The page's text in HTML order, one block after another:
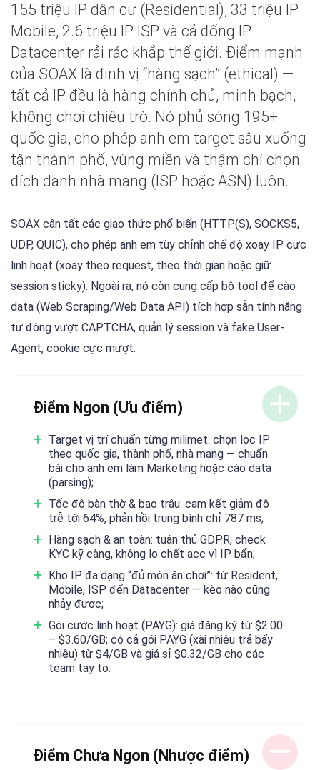
155 triệu IP dân cư (Residential), 33 triệu IP
Mobile, 2.6 triệu IP ISP và cả đống IP
Datacenter rải rác khắp thế giới. Điểm mạnh
của SOAX là định vị “hàng sạch” (ethical) —
tất cả IP đều là hàng chính chủ, minh bạch,
không chơi chiêu trò. Nó phủ sóng 195+
quốc gia, cho phép anh em target sâu xuống
tận thành phố, vùng miền và thậm chí chọn
đích danh nhà mạng (ISP hoặc ASN) luôn.
SOAX cân tất các giao thức phổ biến (HTTP(S), SOCKS5,
UDP, QUIC), cho phép anh em tùy chỉnh chế độ xoay IP cực
linh hoạt (xoay theo request, theo thời gian hoặc giữ
session sticky). Ngoài ra, nó còn cung cấp bộ tool để cào
data (Web Scraping/Web Data API) tích hợp sẵn tính năng
tự động vượt CAPTCHA, quản lý session và fake User-
Agent, cookie cực mượt.
Điểm Ngon (Ưu điểm)
Target vị trí chuẩn từng milimet: chọn lọc IP
theo quốc gia, thành phố, nhà mạng — chuẩn
bài cho anh em làm Marketing hoặc cào data
(parsing);
Tốc độ bàn thờ & bao trâu: cam kết giảm độ
trễ tới 64%, phản hồi trung bình chỉ 787 ms;
Hàng sạch & an toàn: tuân thủ GDPR, check
KYC kỹ càng, không lo chết acc vì IP bẩn;
Kho IP đa dạng “đủ món ăn chơi”: từ Resident,
Mobile, ISP đến Datacenter — kèo nào cũng
nhảy được;
Gói cước linh hoạt (PAYG): giá đăng ký từ $2.00
– $3.60/GB; có cả gói PAYG (xài nhiêu trả bấy
nhiêu) từ $4/GB và giá sỉ $0.32/GB cho các
team tay to.
Điểm Chưa Ngon (Nhược điểm)